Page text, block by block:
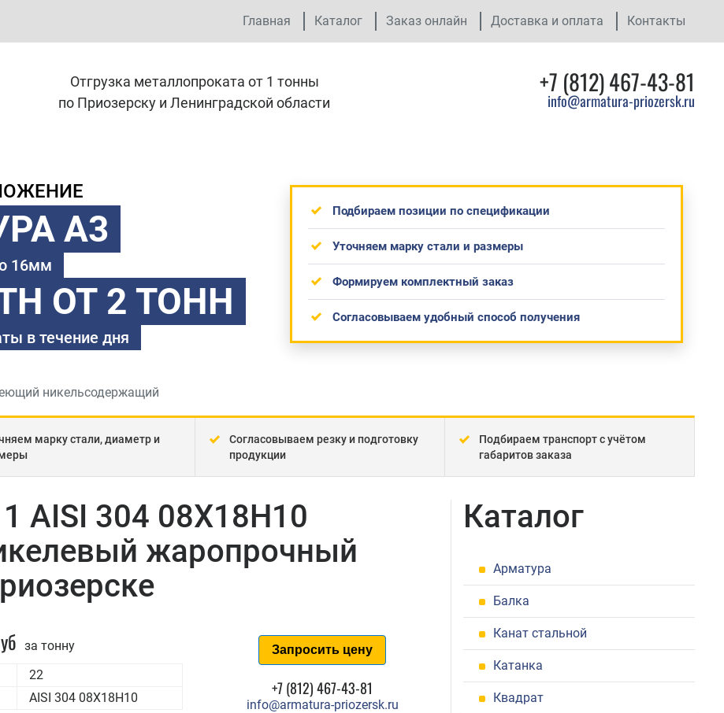
Главная Каталог Заказ онлайн Доставка и оплата Контакты
Отгрузка металлопроката от 1 тонны
по Приозерску и Ленинградской области
+7 (812) 467-43-81
info@armatura-priozersk.ru
А3
16мм
ОТ 2 ТОНН
в течение дня
Подбираем позиции по спецификации
Уточняем марку стали и размеры
Формируем комплектный заказ
Согласовываем удобный способ получения
никельсодержащий
марку стали, диаметр и
Согласовываем резку и подготовку
продукции
Подбираем транспорт с учётом
габаритов заказа
AISI 304 08Х18Н10
жаропрочный
за тонну
22
AISI 304 08Х18Н10
Запросить цену
+7 (812) 467-43-81
info@armatura-priozersk.ru
Каталог
Арматура
Балка
Канат стальной
Катанка
Квадрат